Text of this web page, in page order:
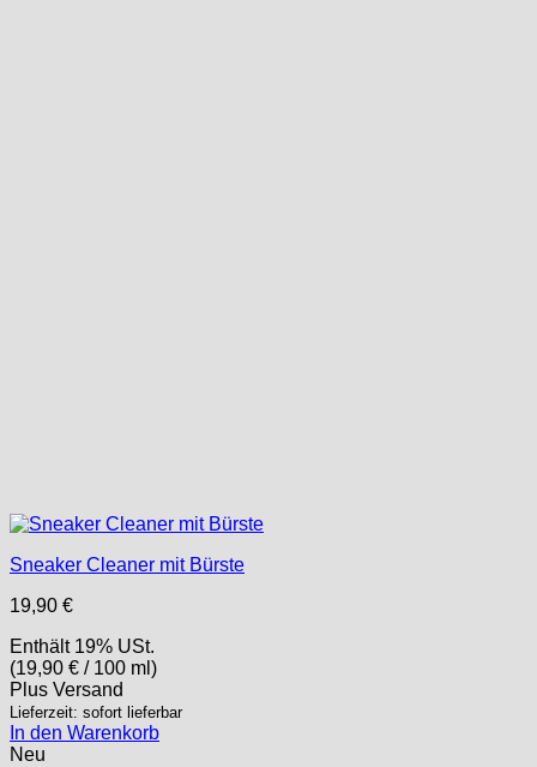
Sneaker Cleaner mit Bürste
19,90 €
Enthält 19% USt.
(19,90 € / 100 ml)
Plus Versand
Lieferzeit: sofort lieferbar
In den Warenkorb
Neu